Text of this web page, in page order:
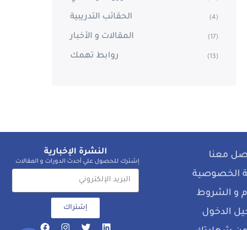
الحقائب التدريبية (4)
المقالات و الأخبار (17)
روابط تهمك (13)
معنا
الخصوصية
و الشروط
الدخول
النشرة الإخبارية
إشترك للحصول علي أحدث الدورات و المقالات
إشتراك